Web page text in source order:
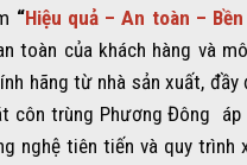
“Hiệu quả – An toàn –
toàn của khách hàng và
hãng từ nhà sản xuất,
côn trùng Phương Đông
nghệ tiên tiến và quy trình